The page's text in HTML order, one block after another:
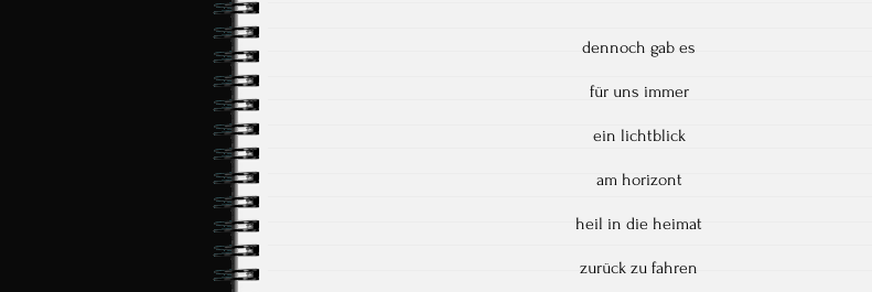
dennoch gab es
für uns immer
ein lichtblick
am horizont
heil in die heimat
zurück zu fahren